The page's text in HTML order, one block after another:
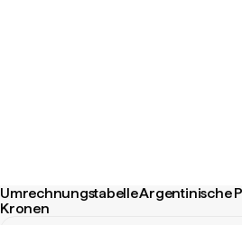
Umrechnungstabelle Argentinische
Kronen